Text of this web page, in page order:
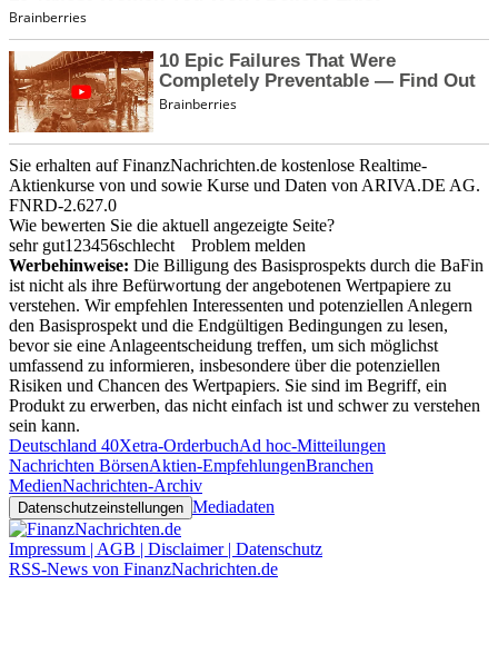
Sie erhalten auf FinanzNachrichten.de kostenlose Realtime-
Aktienkurse von und sowie Kurse und Daten von ARIVA.DE AG.
FNRD-2.627.0
Wie bewerten Sie die aktuell angezeigte Seite?
sehr gut1 23456schlecht
Problem melden
Werbehinweise: Die Billigung des Basisprospekts durch die BaFin
ist nicht als ihre Befürwortung der angebotenen Wertpapiere zu
verstehen. Wir empfehlen Interessenten und potenziellen Anlegern
den Basisprospekt und die Endgültigen Bedingungen zu lesen,
bevor sie eine Anlageentscheidung treffen, um sich möglichst
umfassend zu informieren, insbesondere über die potenziellen
Risiken und Chancen des Wertpapiers. Sie sind im Begriff, ein
Produkt zu erwerben, das nicht einfach ist und schwer zu verstehen
sein kann.
Deutschland 40Xetra-OrderbuchAd hoc-Mitteilungen
Nachrichten BörsenAktien-EmpfehlungenBranchen
MedienNachrichten-Archiv
Datenschutzeinstellungen Mediadaten
Impressum | AGB | Disclaimer | Datenschutz
RSS-News von FinanzNachrichten.de